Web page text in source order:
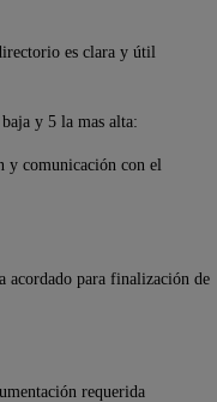
es clara y útil
y 5 la mas alta:
y comunicación con el
acordado para finalización de
requerida